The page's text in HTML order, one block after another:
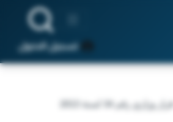
تسجيل الدخول
قرار وزاري رقم 34 لسنة 2013